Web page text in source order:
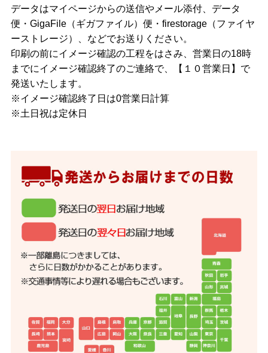
データはマイページからの送信やメール添付、データ
便・GigaFile（ギガファイル）便・firestorage（ファイヤ
ーストレージ）、などでお送りください。
印刷の前にイメージ確認の工程をはさみ、営業日の18時
までにイメージ確認終了のご連絡で、【１０営業日】で
発送いたします。
※イメージ確認終了日は0営業日計算
※土日祝は定休日